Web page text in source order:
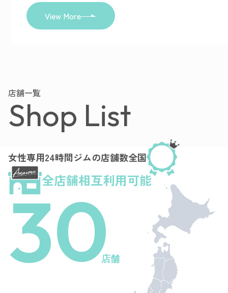
View More
店舗一覧
Shop List
全店舗相互利用可能
女性専用24時間ジムの店舗数全国
30店舗